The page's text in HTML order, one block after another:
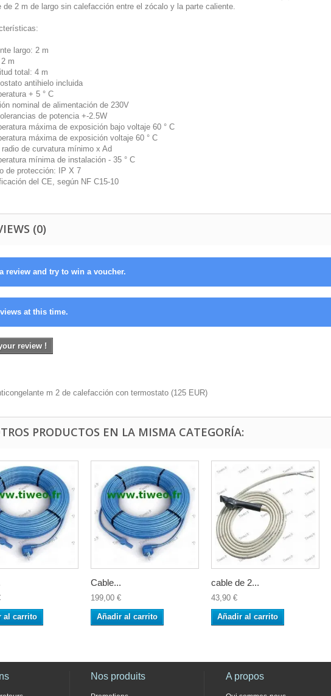
de 2 m de largo sin calefacción entre el zócalo y la parte caliente.
largo: 2 m
m
total: 4 m
antihielo incluida
+ 5 ° C
nominal de alimentación de 230V
de potencia +-2.5W
máxima de exposición bajo voltaje 60 ° C
máxima de exposición voltaje 60 ° C
radio de curvatura mínimo x Ad
mínima de instalación - 35 ° C
de protección: IP X 7
del CE, según NF C15-10
(0)
review and try to win a voucher.
at this time.
review !
m 2 de calefacción con termostato (125 EUR)
PRODUCTOS EN LA MISMA CATEGORÍA:
al carrito
Cable...
199,00 €
Añadir al carrito
cable de 2...
43,90 €
Añadir al carrito
Nos produits A propos